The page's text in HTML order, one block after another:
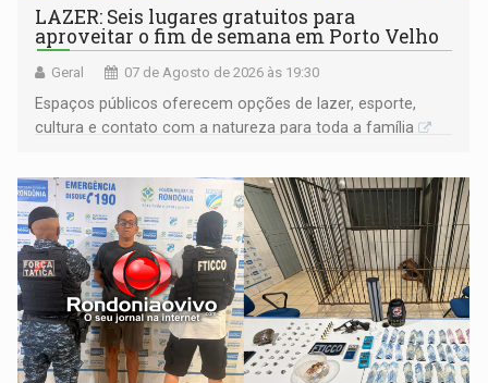
LAZER: Seis lugares gratuitos para
aproveitar o fim de semana em Porto Velho
Geral 07 de Agosto de 2026 às 19:30
Espaços públicos oferecem opções de lazer, esporte,
cultura e contato com a natureza para toda a família